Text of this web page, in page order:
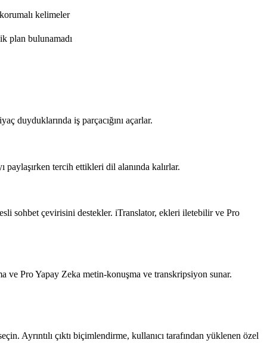
kelimeler
plan bulunamadı
duyduklarında iş parçacığını açarlar.
tercih ettikleri dil alanında kalırlar.
sohbet çevirisini destekler. iTranslator, ekleri iletebilir ve Pro
ve Pro Yapay Zeka metin-konuşma ve transkripsiyon sunar.
Ayrıntılı çıktı biçimlendirme, kullanıcı tarafından yüklenen özel